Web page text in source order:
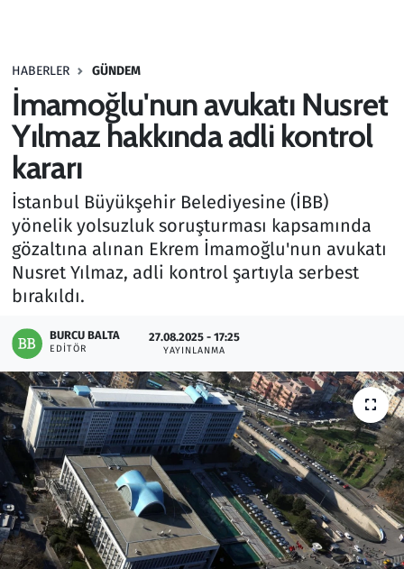
HABERLER GÜNDEM
İmamoğlu'nun avukatı Nusret
Yılmaz hakkında adli kontrol
kararı
İstanbul Büyükşehir Belediyesine (İBB)
yönelik yolsuzluk soruşturması kapsamında
gözaltına alınan Ekrem İmamoğlu'nun avukatı
Nusret Yılmaz, adli kontrol şartıyla serbest
bırakıldı.
BURCU BALTA
EDITÖR
27.08.2025 - 17:25
YAYINLANMA
Haber
Kültür Sanat
Kurumsal Haberler
Lezzet Durağı
Memur ve Kamu
Otomobil
Oyun
Ramazan
Resmi İlanlar
Rüya Tabirleri
Sağlık